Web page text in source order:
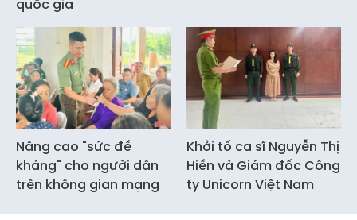
quốc gia
Nâng cao "sức đề
kháng" cho người dân
trên không gian mạng
Khởi tố ca sĩ Nguyễn Thị
Hiền và Giám đốc Công
ty Unicorn Việt Nam